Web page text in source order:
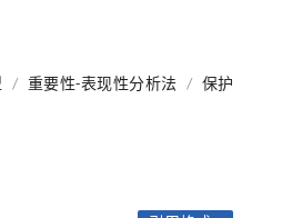
/ 重要性-表现性分析法 / 保护